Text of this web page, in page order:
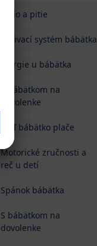
Jedlo a pitie
Zaživací systém bábätka
Alergie u bábätka
S bábätkom na
dovolenke
Keď bábätko plače
Motorické zručnosti a
reč u detí
Spánok bábätka
S bábätkom na
dovolenke